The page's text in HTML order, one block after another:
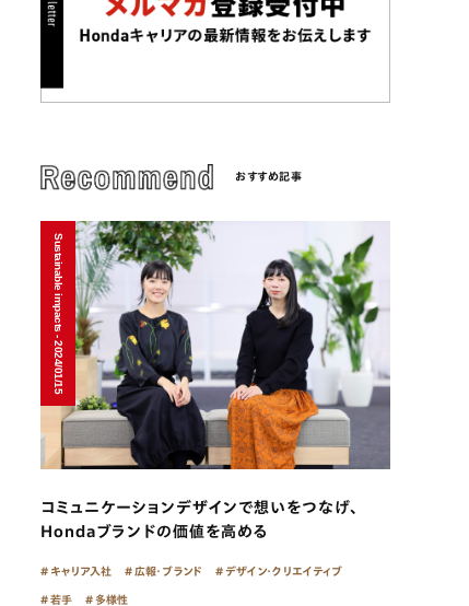
おすすめ記事
Sustainable impacts - 2024/01/15
コミュニケーションデザインで想いをつなげ、
Hondaブランドの価値を高める
キャリア入社 広報・ブランド デザイン・クリエイティブ
若手 多様性